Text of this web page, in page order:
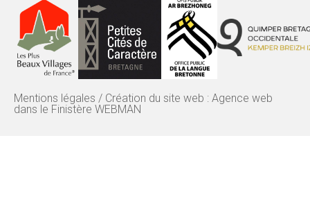
Mentions légales / Création du site web : Agence web
dans le Finistère WEBMAN